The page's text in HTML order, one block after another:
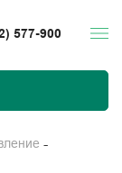
577-900